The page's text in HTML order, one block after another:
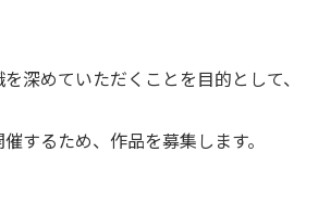
深めていただくことを目的として、
するため、作品を募集します。